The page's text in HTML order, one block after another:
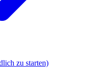
zu starten)